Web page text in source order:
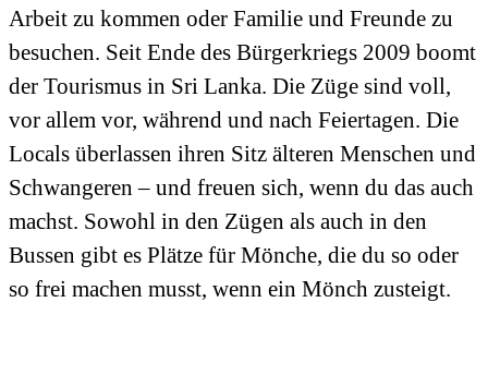
Arbeit zu kommen oder Familie und Freunde zu
besuchen. Seit Ende des Bürgerkriegs 2009 boomt
der Tourismus in Sri Lanka. Die Züge sind voll,
vor allem vor, während und nach Feiertagen. Die
Locals überlassen ihren Sitz älteren Menschen und
Schwangeren – und freuen sich, wenn du das auch
machst. Sowohl in den Zügen als auch in den
Bussen gibt es Plätze für Mönche, die du so oder
so frei machen musst, wenn ein Mönch zusteigt.